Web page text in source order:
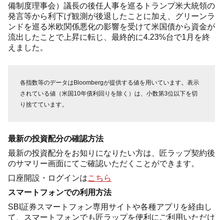
備制度理事会）議長の後任人事を巡るトランプ米大統領の
発言等から利下げ観測が後退したことに加え、グリーンラ
ンドを巡る米欧関係悪化の影響を受けて米国債から資金が
流出したことで上昇に転じ、最終的に4.23%台で1月を終
えました。
各指数等のデータはBloombergが提供する値を用いています。表示
されている値（米国10年債利回りを除く）は、小数第3位以下を切
り捨てています。
最新の投資配分の確認方法
最新の投資配分をお知りになりたい方は、匠ラップ契約後
のサマリー画面にてご確認いただくことができます。
口座開設・ログインはこちら
スマートフォンでの利用方法
SBI証券スマートフォン専用サイトや各種アプリを経由し
て、スマートフォンでも匠ラップを便利にご利用いただけ